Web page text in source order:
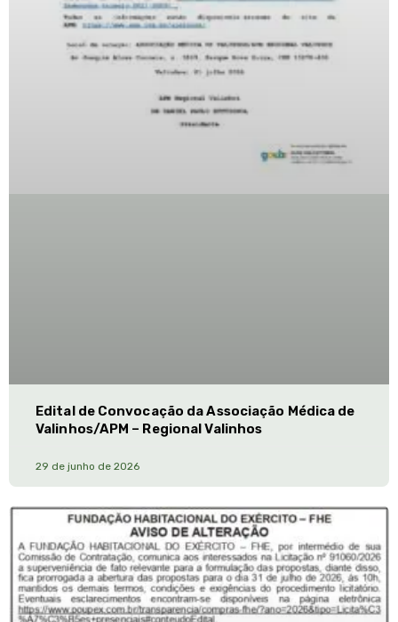
Edital de Convocação da Associação Médica de
Valinhos/APM – Regional Valinhos
29 de junho de 2026